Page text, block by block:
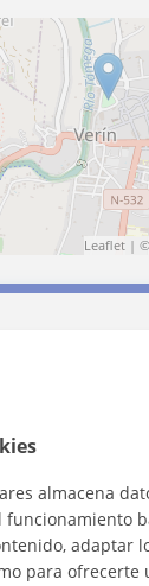
Leaflet | ©
almacena
funcionamiento
adaptar
para ofrecerte